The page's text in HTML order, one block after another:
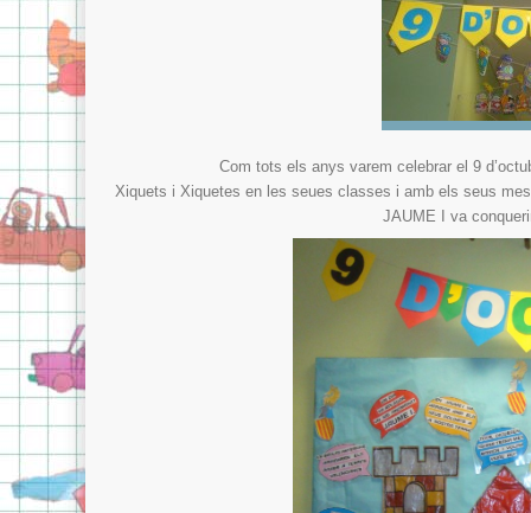
Com tots els anys varem celebrar el 9
Xiquets i Xiquetes en les seues classes i amb els seus
JAUME I va